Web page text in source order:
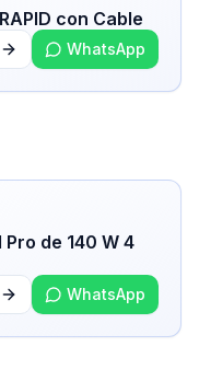
con Cable
WhatsApp
de 140 W 4
WhatsApp